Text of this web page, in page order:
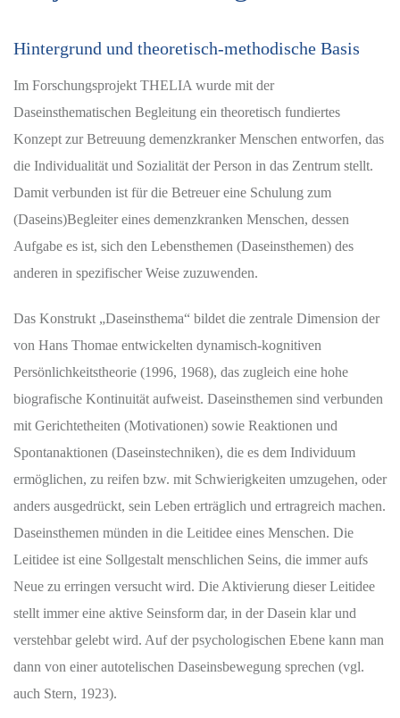
Hintergrund und theoretisch-methodische Basis
Im Forschungsprojekt THELIA wurde mit der
Daseinsthematischen Begleitung ein theoretisch fundiertes
Konzept zur Betreuung demenzkranker Menschen entworfen, das
die Individualität und Sozialität der Person in das Zentrum stellt.
Damit verbunden ist für die Betreuer eine Schulung zum
(Daseins)Begleiter eines demenzkranken Menschen, dessen
Aufgabe es ist, sich den Lebensthemen (Daseinsthemen) des
anderen in spezifischer Weise zuzuwenden.
Das Konstrukt „Daseinsthema“ bildet die zentrale Dimension der
von Hans Thomae entwickelten dynamisch-kognitiven
Persönlichkeitstheorie (1996, 1968), das zugleich eine hohe
biografische Kontinuität aufweist. Daseinsthemen sind verbunden
mit Gerichtetheiten (Motivationen) sowie Reaktionen und
Spontanaktionen (Daseinstechniken), die es dem Individuum
ermöglichen, zu reifen bzw. mit Schwierigkeiten umzugehen, oder
anders ausgedrückt, sein Leben erträglich und ertragreich machen.
Daseinsthemen münden in die Leitidee eines Menschen. Die
Leitidee ist eine Sollgestalt menschlichen Seins, die immer aufs
Neue zu erringen versucht wird. Die Aktivierung dieser Leitidee
stellt immer eine aktive Seinsform dar, in der Dasein klar und
verstehbar gelebt wird. Auf der psychologischen Ebene kann man
dann von einer autotelischen Daseinsbewegung sprechen (vgl.
auch Stern, 1923).